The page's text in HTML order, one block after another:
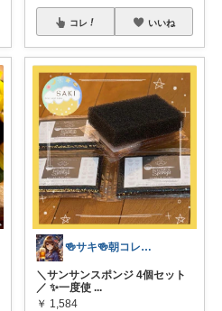
コレ いいね
🍻サキ🍻朝コレ☀️9日お休み💤
＼サンサンスポンジ 4個セット
／ ✨一度使 ...
￥ 1,584